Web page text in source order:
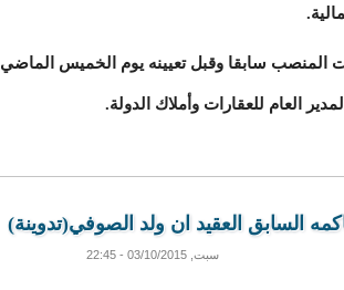
المنصب سابقا وقبل تعيينه يوم الخميس الماضي
العام للعقارات وأملاك الدولة.
السابق العقيد ان ولد الصوفي(تدوينة)
سبت, 03/10/2015 - 22:45